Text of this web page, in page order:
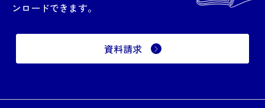
ンロードできます。
資料請求